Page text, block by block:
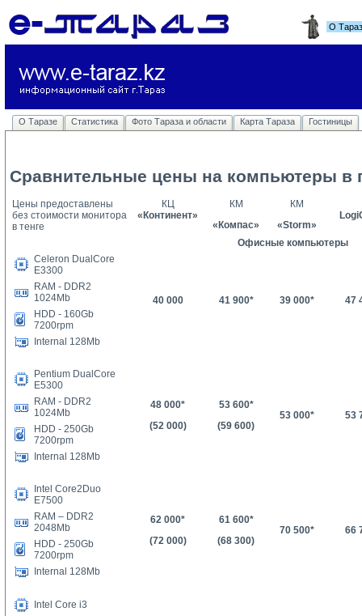
О
О Таразе Статистика Фото Тараза и области Карта Тараза Гостиницы
Сравнительные цены на компьютеры в
Цены предоставлены
без стоимости монитора
в тенге
КЦ
«Континент»
КМ
«Компас»
КМ
«Storm»
Офисные компьютеры
Celeron DualCore
E3300
40 000 41 900* 39 000* 47
RAM - DDR2
1024Mb
HDD - 160Gb
7200rpm
Internal 128Mb
Pentium DualCore
E5300
48 000*
(52 000)
53 600*
(59 600)
53 000* 53
RAM - DDR2
1024Mb
HDD - 250Gb
7200rpm
Internal 128Mb
Intel Core2Duo
E7500
62 000*
(72 000)
61600*
(68 300)
70 500* 66
RAM – DDR2
2048Mb
HDD - 250Gb
7200rpm
Internal 128Mb
Intel Core i3